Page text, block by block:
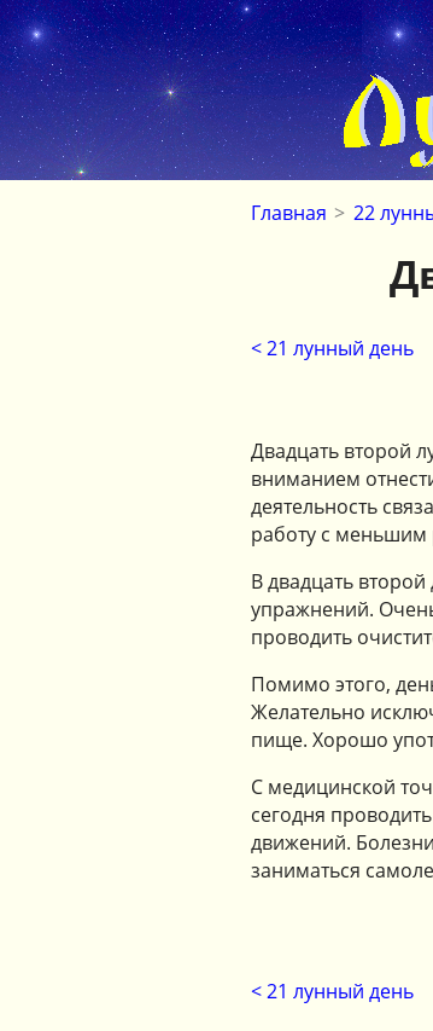
Главная > 22
< 21 лунный день
Двадцать второй
вниманием
деятельность
работу с меньшим
В двадцать
упражнений.
проводить
Помимо этого,
Желательно
пище. Хорошо
С медицинской
сегодня
движений.
заниматься
< 21 лунный день